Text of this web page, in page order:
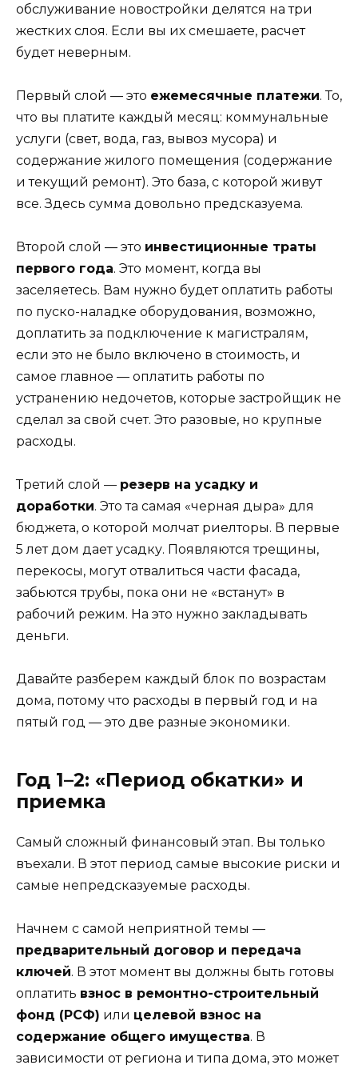
обслуживание новостройки делятся на три
жестких слоя. Если вы их смешаете, расчет
будет неверным.
Первый слой — это ежемесячные платежи. То,
что вы платите каждый месяц: коммунальные
услуги (свет, вода, газ, вывоз мусора) и
содержание жилого помещения (содержание
и текущий ремонт). Это база, с которой живут
все. Здесь сумма довольно предсказуема.
Второй слой — это инвестиционные траты
первого года. Это момент, когда вы
заселяетесь. Вам нужно будет оплатить работы
по пуско-наладке оборудования, возможно,
доплатить за подключение к магистралям,
если это не было включено в стоимость, и
самое главное — оплатить работы по
устранению недочетов, которые застройщик не
сделал за свой счет. Это разовые, но крупные
расходы.
Третий слой — резерв на усадку и
доработки. Это та самая «черная дыра» для
бюджета, о которой молчат риелторы. В первые
5 лет дом дает усадку. Появляются трещины,
перекосы, могут отвалиться части фасада,
забьются трубы, пока они не «встанут» в
рабочий режим. На это нужно закладывать
деньги.
Давайте разберем каждый блок по возрастам
дома, потому что расходы в первый год и на
пятый год — это две разные экономики.
Год 1–2: «Период обкатки» и
приемка
Самый сложный финансовый этап. Вы только
въехали. В этот период самые высокие риски и
самые непредсказуемые расходы.
Начнем с самой неприятной темы —
предварительный договор и передача
ключей. В этот момент вы должны быть готовы
оплатить взнос в ремонтно-строительный
фонд (РСФ) или целевой взнос на
содержание общего имущества. В
зависимости от региона и типа дома, это может